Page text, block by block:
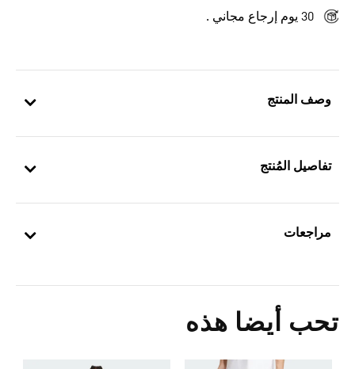
وصف المنتج
تفاصيل المُنتج
مراجعات
تحب أيضا هذه